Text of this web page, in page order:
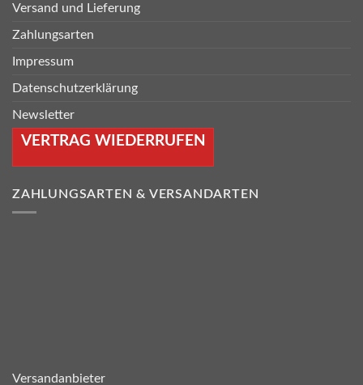
Versand und Lieferung
Zahlungsarten
Impressum
Datenschutzerklärung
Newsletter
VERTRAG WIEDERRUFEN
ZAHLUNGSARTEN & VERSANDARTEN
Versandanbieter